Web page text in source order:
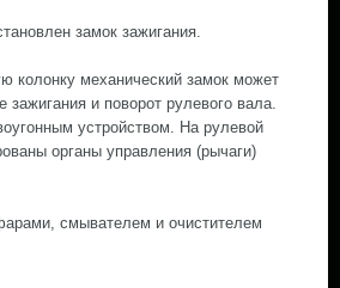
замок зажигания.
колонку механический замок может
зажигания и поворот рулевого вала.
устройством. На рулевой
органы управления (рычаги)
смывателем и очистителем